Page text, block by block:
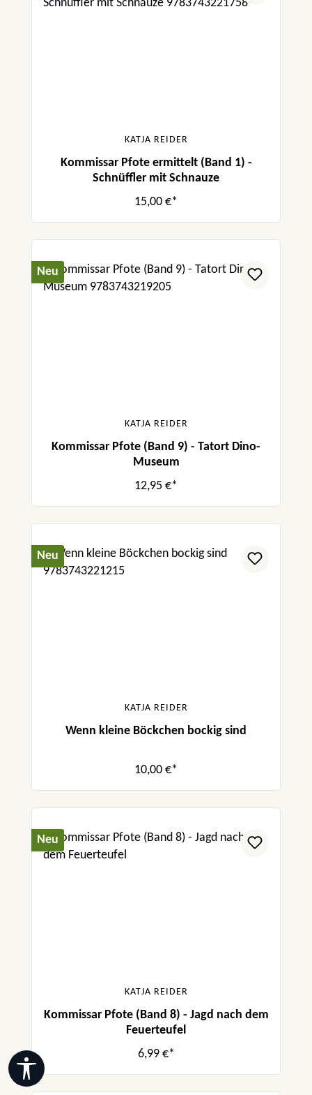
KATJA REIDER
Kommissar Pfote ermittelt (Band 1) -
Schnüffler mit Schnauze
15,00 €*
Neu
KATJA REIDER
Kommissar Pfote (Band 9) - Tatort Dino-
Museum
12,95 €*
Neu
KATJA REIDER
Wenn kleine Böckchen bockig sind
10,00 €*
Neu
KATJA REIDER
Kommissar Pfote (Band 8) - Jagd nach dem
Feuerteufel
6,99 €*
Werkzeugleiste anzeigen